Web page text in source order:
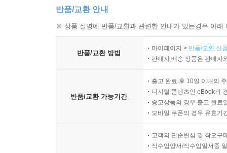
반품/교환 안내
※ 상품 설명에 반품/교환과 관련한 안내가 있는경우 아
반품/교환 방법
마이페이지 > 반품/교환 신
판매자 배송 상품은 판매자
반품/교환 가능기간
출고 완료 후 10일 이내의
디지털 콘텐츠인 eBook의
중고상품의 경우 출고 완료
모바일 쿠폰의 경우 유효기
고객의 단순변심 및 착오구
직수입양서/직수입일서중